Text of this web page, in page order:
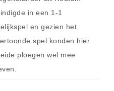
in een 1-1
en gezien het
spel konden hier
ploegen wel mee